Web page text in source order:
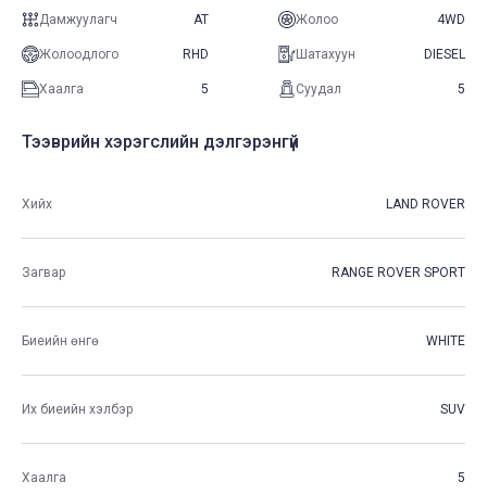
Дамжуулагч AT Жолоо 4WD
Жолоодлого RHD Шатахуун DIESEL
Хаалга 5 Суудал 5
Тээврийн хэрэгслийн дэлгэрэнгүй
Хийх LAND ROVER
Загвар RANGE ROVER SPORT
Биеийн өнгө WHITE
Их биеийн хэлбэр SUV
Хаалга 5